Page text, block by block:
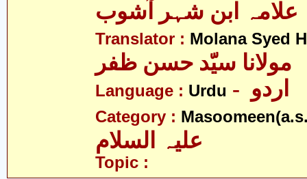
علامہ ابن شہر آشوب
Translator : Molana Syed
مولانا سیّد حسن ظفر
Language : Urdu
Category :
Topic :